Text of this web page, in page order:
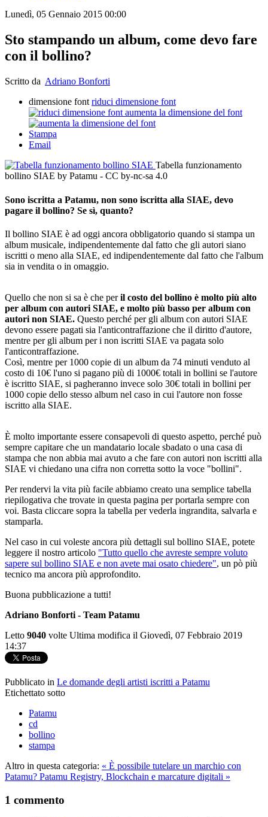
Lunedì, 05 Gennaio 2015 00:00
Sto stampando un album, come devo fare
con il bollino?
Scritto da Adriano Bonforti
dimensione font riduci dimensione font
aumenta la dimensione del font
Stampa
Email
Tabella funzionamento
bollino SIAE by Patamu - CC by-nc-sa 4.0
Sono iscritta a Patamu, non sono iscritta alla SIAE, devo
pagare il bollino? Se sì, quanto?
Il bollino SIAE è ad oggi ancora obbligatorio quando si stampa un
album musicale, indipendentemente dal fatto che gli autori siano
iscritti o meno alla SIAE, ed indipendentemente dal fatto che l'album
sia in vendita o in omaggio.
Quello che non si sa è che peril costo del bollino è molto più alto
per album con autori SIAE, e molto più basso per album con
autori non SIAE. Questo perché per gli album con autori SIAE
devono essere pagati sia l'anticontraffazione che il diritto d'autore,
mentre per gli album per i non iscritti SIAE va pagata solo
l'anticontraffazione.
Così, mentre per 1000 copie di un album da 74 minuti venduto al
costo di 10€ l'uno si pagano più di 1000€ totali in bollini se l'autore
è iscritto SIAE, si pagheranno invece solo 30€ totali in bollini per
1000 copie dello stesso album nel caso in cui l'autore non fosse
iscritto alla SIAE.
È molto importante essere consapevoli di questo aspetto, perché può
sempre capitare che un mandatario locale sbadato o una casa di
stampa che non abbia mai avuto a che fare con autori non iscritti alla
SIAE vi chiedano una cifra non corretta sotto la voce "bollini".
Per rendervi la vita più facile abbiamo creato una semplice tabella
riepilogativa che trovate in questa pagina per portarla sempre con
voi. Basta cliccare sopra la tabella per vederla ingrandita, salvarla e
stamparla.
Nel caso in cui voleste ancora più dettagli sul bollino SIAE, potete
leggere il nostro articolo "Tutto quello che avreste sempre voluto
sapere sul bollino SIAE e non avete mai osato chiedere", un pò più
tecnico ma ancora più approfondito.
Buona pubblicazione a tutti!
Adriano Bonforti - Team Patamu
Letto 9040 volte Ultima modifica il Giovedì, 07 Febbraio 2019
14:37
Pubblicato in Le domande degli artisti iscritti a Patamu
Etichettato sotto
Patamu
cd
bollino
stampa
Altro in questa categoria: « È possibile tutelare un marchio con
Patamu? Patamu Registry, Blockchain e marcature digitali »
1 commento